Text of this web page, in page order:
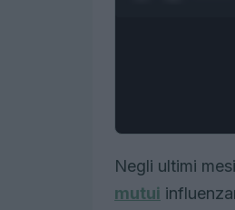
Negli ultimi
mutui